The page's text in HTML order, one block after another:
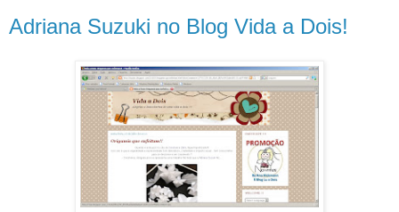
Adriana Suzuki no Blog Vida a Dois!